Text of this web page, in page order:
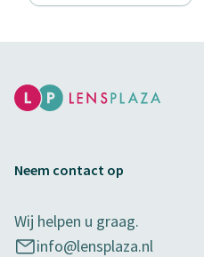
Neem contact op
Wij helpen u graag.
info@lensplaza.nl